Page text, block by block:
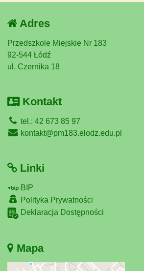
Adres
Przedszkole Miejskie Nr 183
92-544 Łódź
ul. Czernika 18
Kontakt
tel.: 42 673 85 97
kontakt@pm183.elodz.edu.pl
Linki
BIP
Polityka Prywatności
Deklaracja Dostępności
Mapa